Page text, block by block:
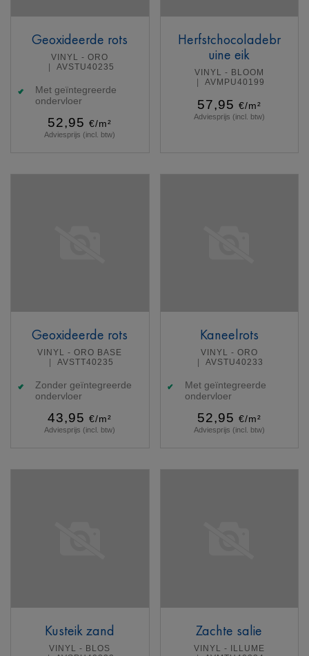
Geoxideerde rots
VINYL - ORO
AVSTU40235
Met geïntegreerde
ondervloer
52,95 €/m²
Adviesprijs (incl. btw)
Herfstchocoladebr
uine eik
VINYL - BLOOM
AVMPU40199
57,95 €/m²
Adviesprijs (incl. btw)
Geoxideerde rots
VINYL - ORO BASE
AVSTT40235
Zonder geïntegreerde
ondervloer
43,95 €/m²
Adviesprijs (incl. btw)
Kaneelrots
VINYL - ORO
AVSTU40233
Met geïntegreerde
ondervloer
52,95 €/m²
Adviesprijs (incl. btw)
Kusteik zand
VINYL - BLOS
Zachte salie
VINYL - ILLUME